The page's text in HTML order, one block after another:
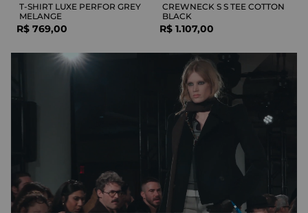
T-SHIRT LUXE PERFOR GREY
MELANGE
R$ 769,00
CREWNECK S S TEE COTTON
BLACK
R$ 1.107,00